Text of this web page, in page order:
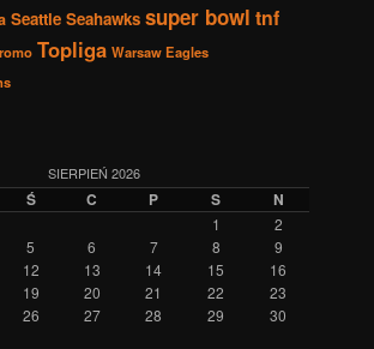
Seattle Seahawks super bowl tnf
Topliga Warsaw Eagles
SIERPIEŃ 2026
Ś C P S N
1
2
5 6 7 8
9
12 13 14 15
16
19 20 21 22
23
26 27 28 29
30